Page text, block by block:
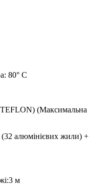
80° С
(Максимальна
алюмінієвих жили) +
м